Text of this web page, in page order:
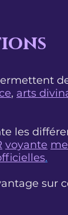
, arts
les
voyante
.
sur